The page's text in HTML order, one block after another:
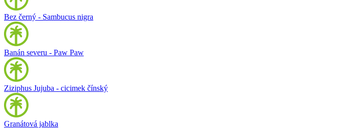
Bez černý - Sambucus nigra
Banán severu - Paw Paw
Ziziphus Jujuba - cicimek čínský
Granátová jablka